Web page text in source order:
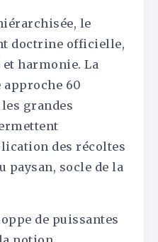
le
doctrine officielle,
harmonie. La
approche 60
grandes
des récoltes
paysan, socle de la
de puissantes